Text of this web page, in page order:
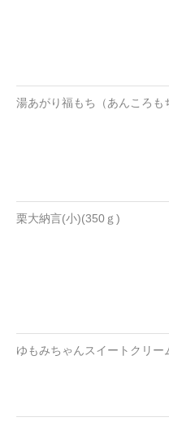
湯あがり福もち（あんころも
栗大納言(小)(350ｇ)
ゆもみちゃんスイートクリー